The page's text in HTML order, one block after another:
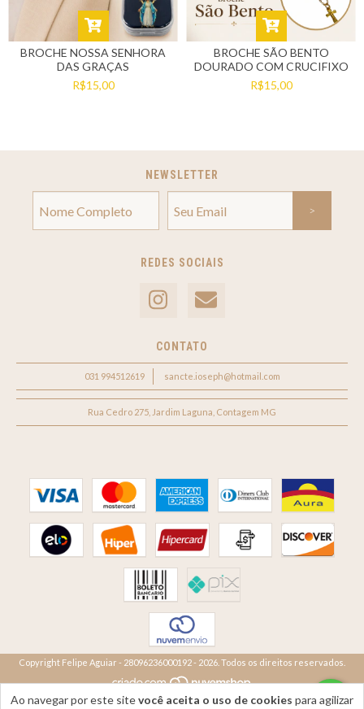
Ao navegar por este sitevocê aceita o uso de cookies para agilizar
BROCHE NOSSA SENHORA
DAS GRAÇAS
R$15,00
BROCHE SÃO BENTO
DOURADO COM CRUCIFIXO
R$15,00
NEWSLETTER
REDES SOCIAIS
CONTATO
031 994512619 sancte.ioseph@hotmail.com
Rua Cedro 275, Jardim Laguna, Contagem MG
Copyright Felipe Aguiar - 28096236000192 - 2026. Todos os direitos reservados.